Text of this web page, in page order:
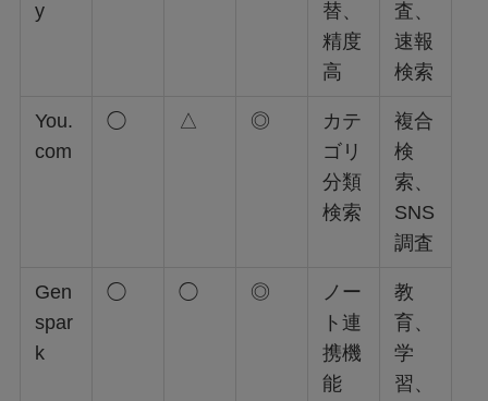
y
替、
精度
高
査、
速報
検索
You.
com
◯ △ ◎
カテ
ゴリ
分類
検索
複合
検
索、
SNS
調査
Gen
spar
k
◯ ◯ ◎
ノー
ト連
携機
能
教
育、
学
習、